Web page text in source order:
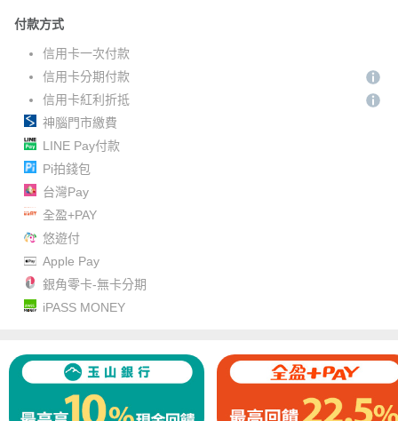
付款方式
信用卡一次付款
信用卡分期付款
信用卡紅利折抵
神腦門市繳費
LINE Pay付款
Pi拍錢包
台灣Pay
全盈+PAY
悠遊付
Apple Pay
銀角零卡-無卡分期
iPASS MONEY